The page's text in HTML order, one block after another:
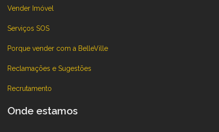
Vender Imóvel
Serviços SOS
Porque vender com a BelleVille
Reclamações e Sugestões
Recrutamento
Onde estamos